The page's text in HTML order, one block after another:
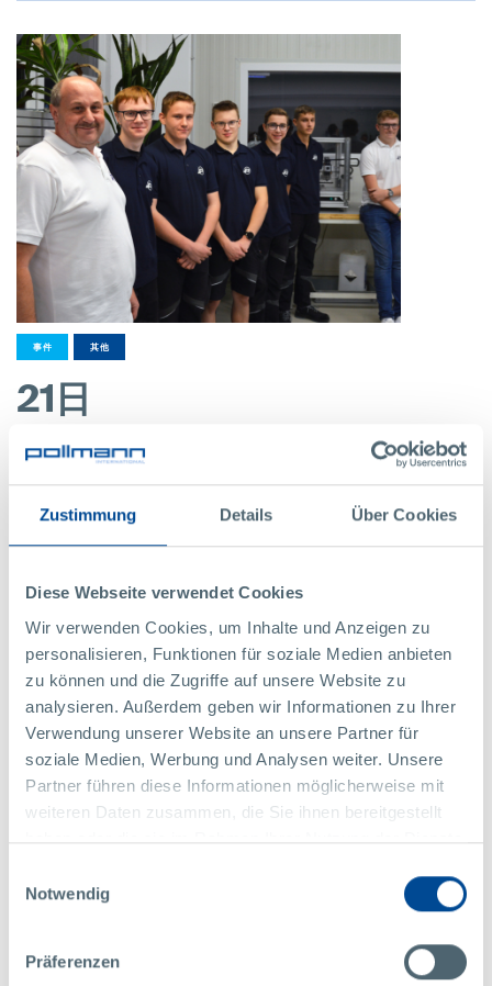
Zustimmung Details Über Cookies
Diese Webseite verwendet Cookies
Wir verwenden Cookies, um Inhalte und Anzeigen zu
personalisieren, Funktionen für soziale Medien anbieten
zu können und die Zugriffe auf unsere Website zu
analysieren. Außerdem geben wir Informationen zu Ihrer
Verwendung unserer Website an unsere Partner für
soziale Medien, Werbung und Analysen weiter. Unsere
Partner führen diese Informationen möglicherweise mit
weiteren Daten zusammen, die Sie ihnen bereitgestellt
haben oder die sie im Rahmen Ihrer Nutzung der Dienste
Notwendig
Präferenzen
事件 其他
21日
Successful apprentice information
evening
At our apprentice information evening on Thursday, November 20,
numerous interested guests visited our headquarters in Karlstein,